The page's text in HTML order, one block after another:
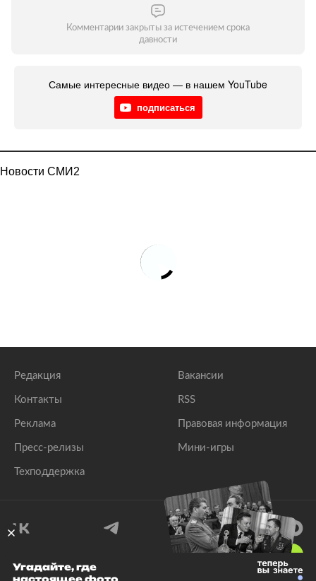
Комментарии закрыты за истечением срока
давности
Самые интересные видео — в нашем YouTube
подписаться
Новости СМИ2
Редакция
Контакты
Реклама
Пресс-релизы
Техподдержка
Вакансии
RSS
Правовая информация
Мини-игры
© 1999–2026 Все права защищены.
Угадайте, где